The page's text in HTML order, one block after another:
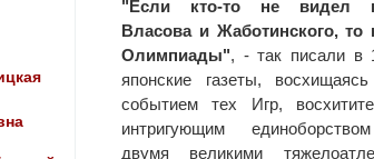
"Если кто-то не видел
Власова и Жаботинского, то
Олимпиады", - так писали в
японские газеты,
событием тех Игр,
интригующим
двумя великими